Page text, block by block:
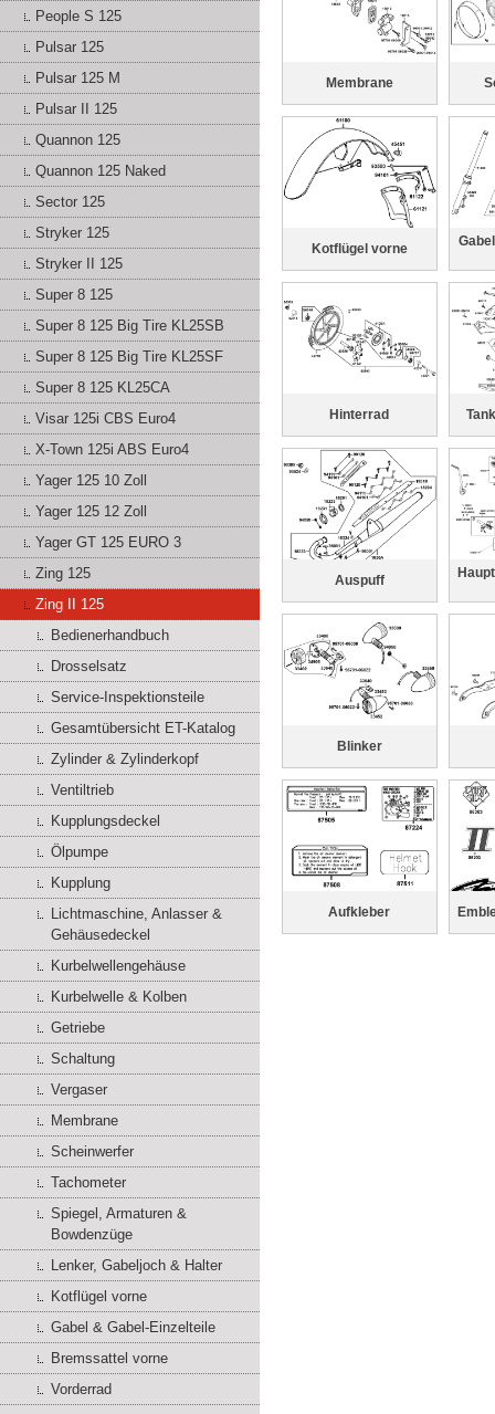
People S 125
Pulsar 125
Pulsar 125 M
Pulsar II 125
Quannon 125
Quannon 125 Naked
Sector 125
Stryker 125
Stryker II 125
Super 8 125
Super 8 125 Big Tire KL25SB
Super 8 125 Big Tire KL25SF
Super 8 125 KL25CA
Visar 125i CBS Euro4
X-Town 125i ABS Euro4
Yager 125 10 Zoll
Yager 125 12 Zoll
Yager GT 125 EURO 3
Zing 125
Zing II 125
Bedienerhandbuch
Drosselsatz
Service-Inspektionsteile
Gesamtübersicht ET-Katalog
Zylinder & Zylinderkopf
Ventiltrieb
Kupplungsdeckel
Ölpumpe
Kupplung
Lichtmaschine, Anlasser &
Gehäusedeckel
Kurbelwellengehäuse
Kurbelwelle & Kolben
Getriebe
Schaltung
Vergaser
Membrane
Scheinwerfer
Tachometer
Spiegel, Armaturen &
Bowdenzüge
Lenker, Gabeljoch & Halter
Kotflügel vorne
Gabel & Gabel-Einzelteile
Bremssattel vorne
Vorderrad
Membrane
Kotflügel vorne
Hinterrad
Auspuff
Blinker
Aufkleber